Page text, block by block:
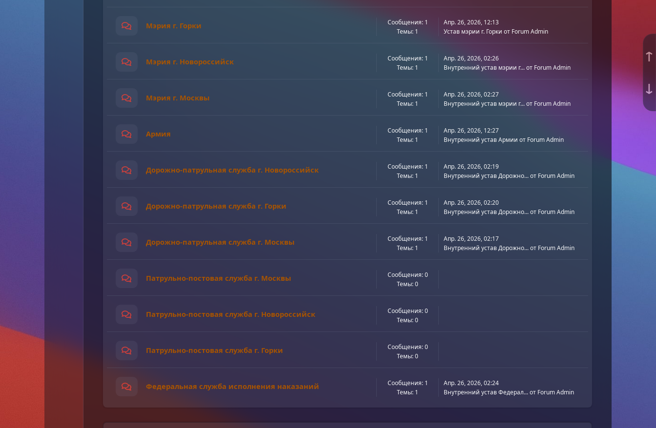
↑
↓
Мэрия г. Горки
Сообщения: 1
Темы: 1
Апр. 26, 2026, 12:13
Устав мэрии г. Горки от Forum Admin
Мэрия г. Новороссийск
Сообщения: 1
Темы: 1
Апр. 26, 2026, 02:26
Внутренний устав мэрии г...от Forum Admin
Мэрия г. Москвы
Сообщения: 1
Темы: 1
Апр. 26, 2026, 02:27
Внутренний устав мэрии г...от Forum Admin
Армия
Сообщения: 1
Темы: 1
Апр. 26, 2026, 12:27
Внутренний устав Армии от Forum Admin
Дорожно-патрульная служба г. Новороссийск
Сообщения: 1
Темы: 1
Апр. 26, 2026, 02:19
Внутренний устав Дорожно...от Forum Admin
Дорожно-патрульная служба г. Горки
Сообщения: 1
Темы: 1
Апр. 26, 2026, 02:20
Внутренний устав Дорожно...от Forum Admin
Дорожно-патрульная служба г. Москвы
Сообщения: 1
Темы: 1
Апр. 26, 2026, 02:17
Внутренний устав Дорожно...от Forum Admin
Патрульно-постовая служба г. Москвы
Сообщения: 0
Темы: 0
Патрульно-постовая служба г. Новороссийск
Сообщения: 0
Темы: 0
Патрульно-постовая служба г. Горки
Сообщения: 0
Темы: 0
Федеральная служба исполнения наказаний
Сообщения: 1
Темы: 1
Апр. 26, 2026, 02:24
Внутренний устав Федерал...от Forum Admin